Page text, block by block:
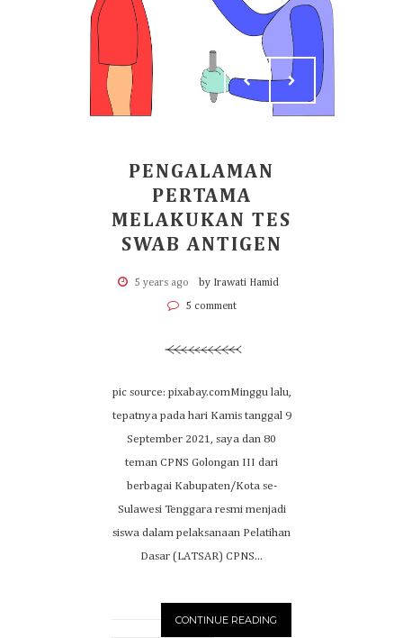
PENGALAMAN
PERTAMA
MELAKUKAN TES
SWAB ANTIGEN
5 years ago by Irawati Hamid
5 comment
pic source: pixabay.comMinggu lalu,
tepatnya pada hari Kamis tanggal 9
September 2021, saya dan 80
teman CPNS Golongan III dari
berbagai Kabupaten/Kota se-
Sulawesi Tenggara resmi menjadi
siswa dalam pelaksanaan Pelatihan
Dasar (LATSAR) CPNS...
CONTINUE READING